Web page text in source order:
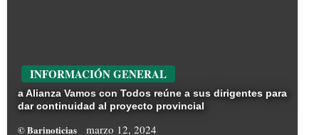
INFORMACIÓN GENERAL
a Alianza Vamos con Todos reúne a sus dirigentes para
dar continuidad al proyecto provincial
© Barinoticias marzo 12, 2024